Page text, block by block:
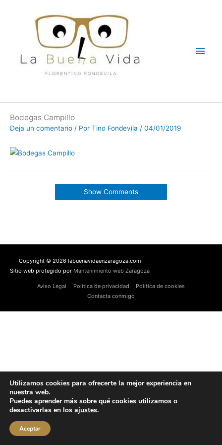
Bodegas Campillo
Deja un comentario / Por Tino Fondevila / 04/01/2019
Show Comments
Copyright © 2026 labuenavidaenzaragoza.com
Sitio web protegido por Mantenimiento web Zaragoza
Aviso Legal Política de privacidad
Política de cookies
Contacta conmigo
Utilizamos cookies para ofrecerte la mejor experiencia en
nuestra web.
Puedes aprender más sobre qué cookies utilizamos o
desactivarlas en los ajustes.
Aceptar